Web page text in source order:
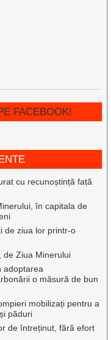
FACEBOOK!
cu recunoștință față
în capitala de
de ziua lor printr-o
de Ziua Minerului
adoptarea
o măsură de bun
mobilizați pentru a
păduri
de întreținut, fără efort